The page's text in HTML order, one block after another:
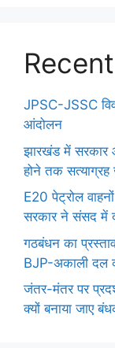
JPSC-JSSC
आंदोलन
झारखंड में सरकार
होने तक सत्याग्रह
E20 पेट्रोल
सरकार ने संसद में
गठबंधन का
BJP-अकाली दल
जंतर-मंतर पर
क्यों बनाया जाए